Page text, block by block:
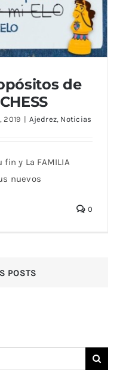
de
2019 | Ajedrez, Noticias
y La FAMILIA
nuevos
0
POSTS